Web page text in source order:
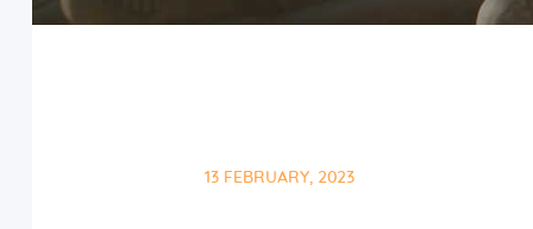
13 FEBRUARY, 2023